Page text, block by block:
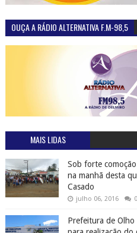
OUÇA A RÁDIO ALTERNATIVA F.M-98,5
MAIS LIDAS
Sob forte
na manhã desta
Casado
julho 06, 2016 0
Prefeitura de Olho